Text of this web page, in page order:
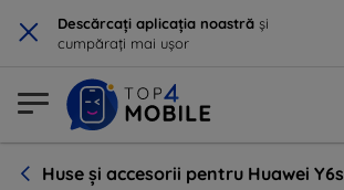
× Descărcați aplicația noastră și
cumpărați mai ușor
Huse și accesorii pentru Huawei Y6s